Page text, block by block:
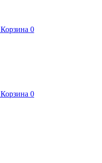
Корзина 0
Корзина 0